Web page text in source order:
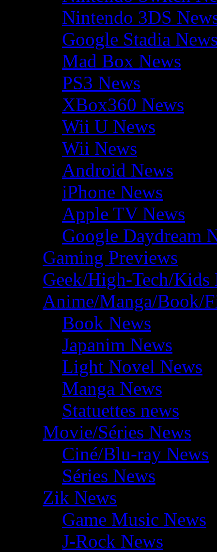
Nintendo 3DS
Google Stadia
Mad Box News
PS3 News
XBox360 News
Wii U News
Wii News
Android News
iPhone News
Apple TV News
Google Daydream
Gaming Previews
Geek/High-Tech/Kids
Anime/Manga/Book/
Book News
Japanim News
Light Novel News
Manga News
Statuettes news
Movie/Séries News
Ciné/Blu-ray News
Séries News
Zik News
Game Music News
J-Rock News